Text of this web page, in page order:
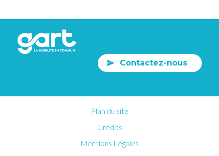
Contactez-nous
Plan du site
Crédits
Mentions Légales